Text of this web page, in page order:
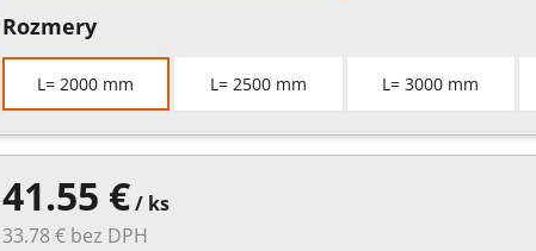
Rozmery
L= 2000 mm L= 2500 mm L= 3000 mm
41.55 €/ ks
33.78 € bez DPH